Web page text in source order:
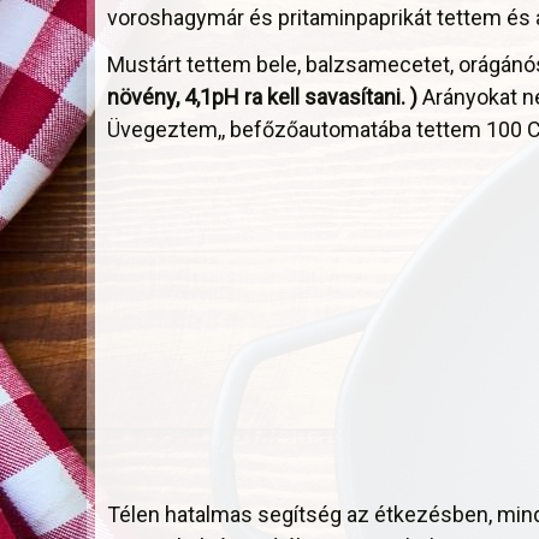
voroshagymár és pritaminpaprikát tettem
Mustárt tettem bele, balzsamecetet,
növény, 4,1pH ra kell savasítani. )Arányokat
Üvegeztem,, befőzőautomatába tettem 100
Télen hatalmas segítség az étkezésben,